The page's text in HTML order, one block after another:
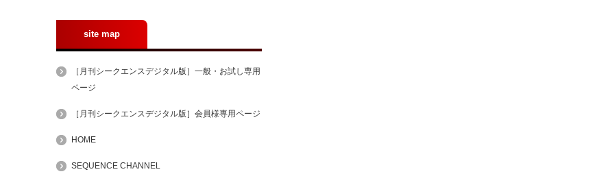
site map
［月刊シークエンスデジタル版］一般・お試し専用
ページ
［月刊シークエンスデジタル版］会員様専用ページ
HOME
SEQUENCE CHANNEL